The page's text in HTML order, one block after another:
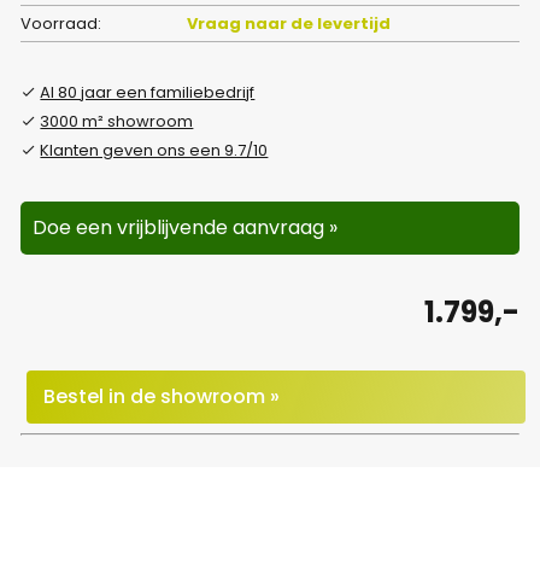
Voorraad:
Vraag naar de levertijd
Al 80 jaar een familiebedrijf
3000 m² showroom
Klanten geven ons een 9.7/10
Doe een vrijblijvende aanvraag »
1.799,-
Bestel in de showroom »